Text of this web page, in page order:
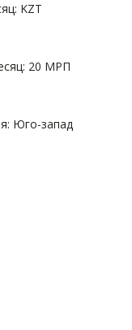
KZT
20 МРП
Юго-запад